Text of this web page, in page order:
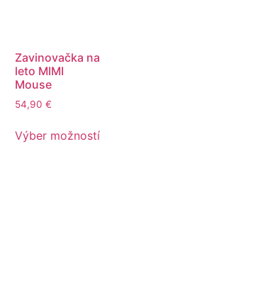
Zavinovačka na
leto MIMI
Mouse
54,90 €
Výber možností